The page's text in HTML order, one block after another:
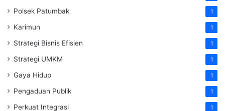
Polsek Patumbak 1
Karimun 1
Strategi Bisnis Efisien 1
Strategi UMKM 1
Gaya Hidup 1
Pengaduan Publik 1
Perkuat Integrasi 1